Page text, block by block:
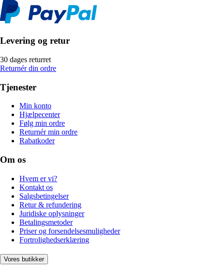
Levering og retur
30 dages returret
Returnér din ordre
Tjenester
Min konto
Hjælpecenter
Følg min ordre
Returnér min ordre
Rabatkoder
Om os
Hvem er vi?
Kontakt os
Salgsbetingelser
Retur & refundering
Juridiske oplysninger
Betalingsmetoder
Priser og forsendelsesmuligheder
Fortrolighedserklæring
Vores butikker